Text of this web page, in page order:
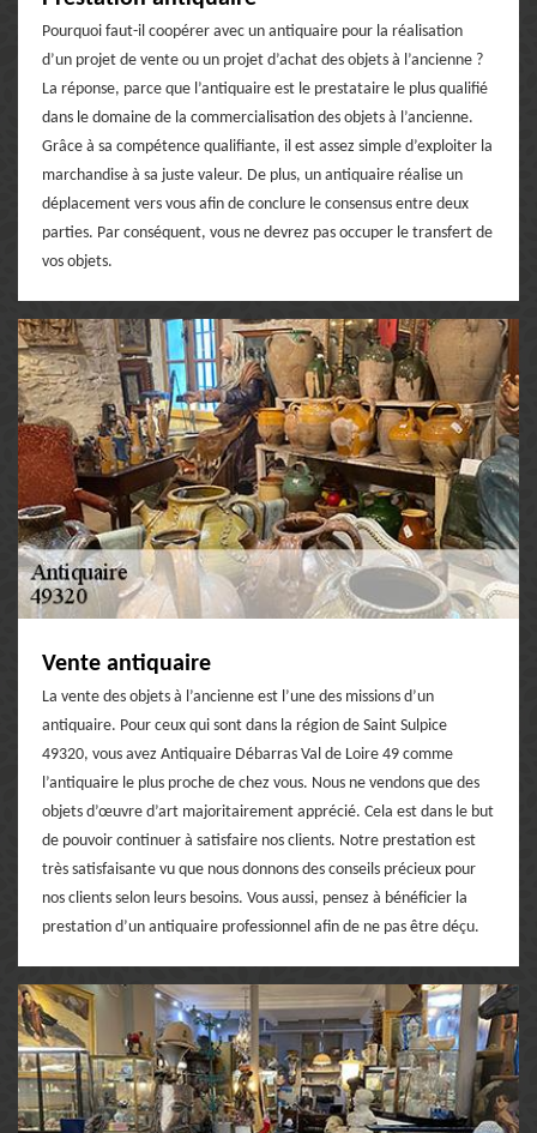
Pourquoi faut-il coopérer avec un antiquaire pour la réalisation
d’un projet de vente ou un projet d’achat des objets à l’ancienne ?
La réponse, parce que l’antiquaire est le prestataire le plus qualifié
dans le domaine de la commercialisation des objets à l’ancienne.
Grâce à sa compétence qualifiante, il est assez simple d’exploiter la
marchandise à sa juste valeur. De plus, un antiquaire réalise un
déplacement vers vous afin de conclure le consensus entre deux
parties. Par conséquent, vous ne devrez pas occuper le transfert de
vos objets.
Vente antiquaire
La vente des objets à l’ancienne est l’une des missions d’un
antiquaire. Pour ceux qui sont dans la région de Saint Sulpice
49320, vous avez Antiquaire Débarras Val de Loire 49 comme
l’antiquaire le plus proche de chez vous. Nous ne vendons que des
objets d’œuvre d’art majoritairement apprécié. Cela est dans le but
de pouvoir continuer à satisfaire nos clients. Notre prestation est
très satisfaisante vu que nous donnons des conseils précieux pour
nos clients selon leurs besoins. Vous aussi, pensez à bénéficier la
prestation d’un antiquaire professionnel afin de ne pas être déçu.